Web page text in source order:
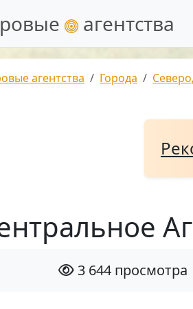
агентства
агентства Города
3 644 просмотра